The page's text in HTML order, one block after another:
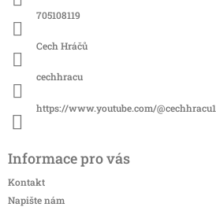
705108119
Cech Hráčů
cechhracu
https://www.youtube.com/@cechhracu1
Informace pro vás
Kontakt
Napište nám